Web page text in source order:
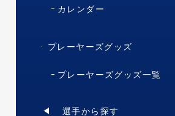
カレンダー
プレーヤーズグッズ
プレーヤーズグッズ一覧
選手から探す